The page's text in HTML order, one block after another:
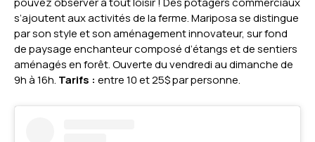
s’ajoutent aux activités de la ferme. Mariposa se distingue
par son style et son aménagement innovateur, sur fond
de paysage enchanteur composé d’étangs et de sentiers
aménagés en forêt. Ouverte du vendredi au dimanche de
9h à 16h. Tarifs : entre 10 et 25$ par personne.